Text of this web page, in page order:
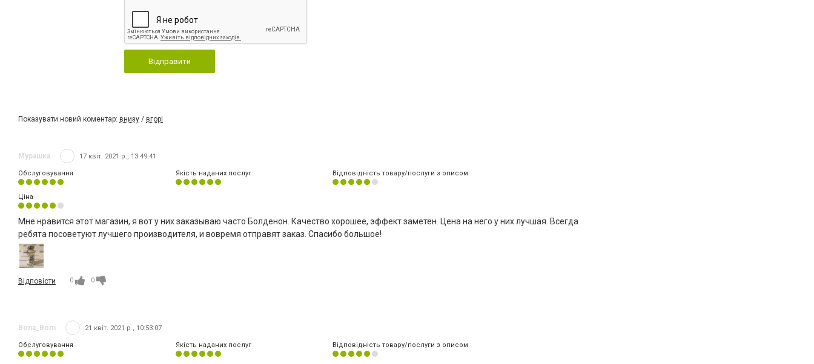
Відправити
Показувати новий коментар: внизу / вгорі
Мурашка 17 квіт. 2021 р., 13:49:41
Обслуговування Якість наданих послуг Відповідність товару/послуги з описом
Ціна
Мне нравится этот магазин, я вот у них заказываю часто Болденон. Качество хорошее, эффект заметен. Цена на него у них лучшая. Всегда
ребята посоветуют лучшего производителя, и вовремя отправят заказ. Спасибо большое!
Відповісти 0 0
Bona_Bom 21 квіт. 2021 р., 10:53:07
Обслуговування Якість наданих послуг Відповідність товару/послуги з описом